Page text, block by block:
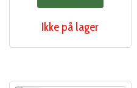
Ikke på lager